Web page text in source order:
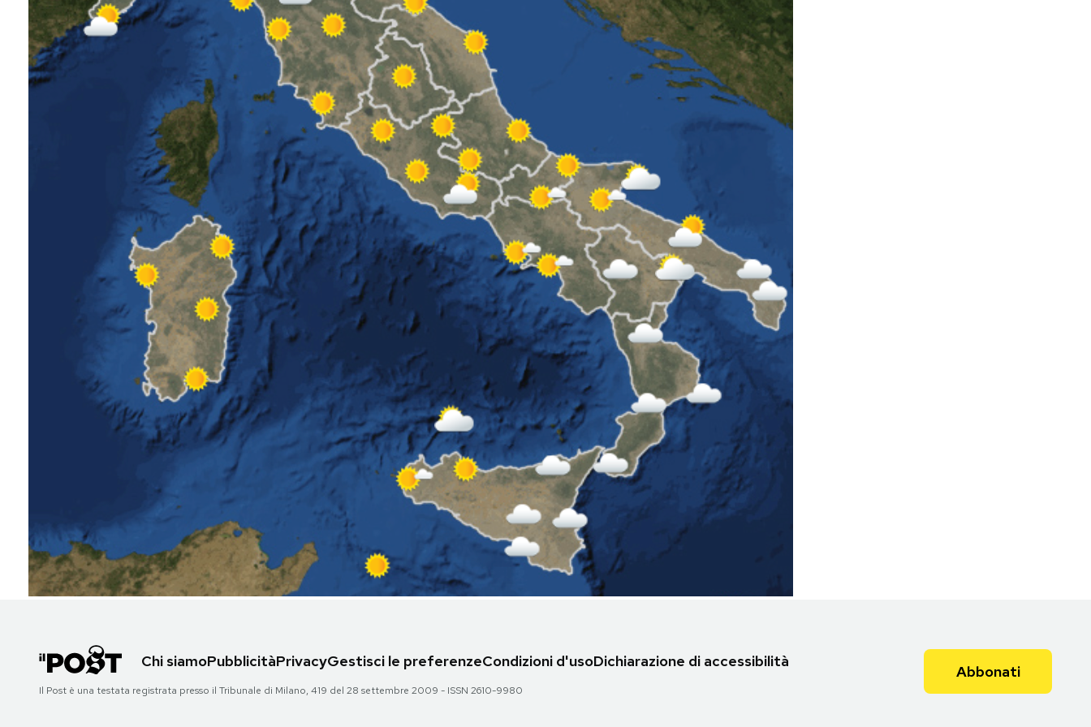
PODCAST
I MIEI PREFERITI
CALENDARIO
AREA PERSONALE
Area Personale
Notifiche mobile
Regala il Post
Hai bisogno di aiuto?
Chi siamoPubblicitàPrivacyGestisci le preferenzeCondizioni d'usoDichiarazione di accessibilità
Il Post è una testata registrata presso il Tribunale di Milano, 419 del 28 settembre 2009 - ISSN 2610-9980
Abbonati